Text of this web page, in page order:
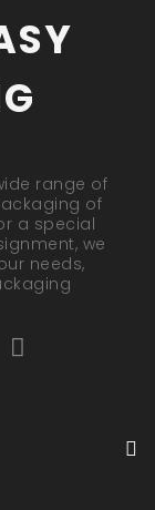
range of
of
a special
we
needs,